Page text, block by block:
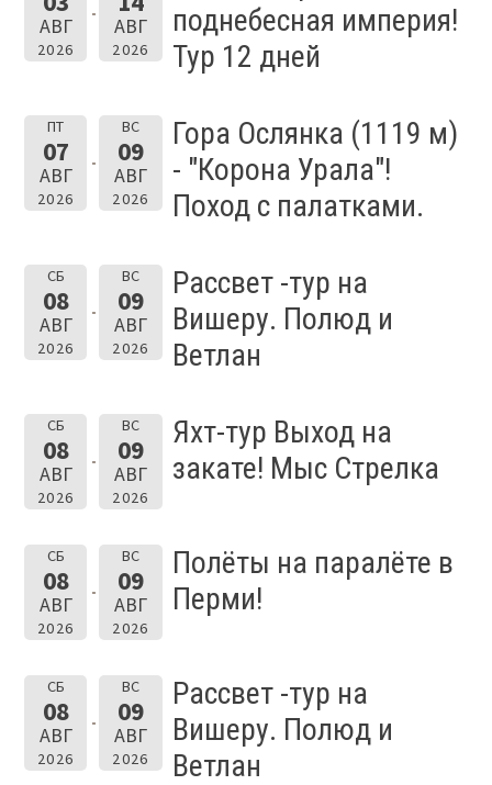
АВГ
2026
АВГ
2026
поднебесная империя!
Тур 12 дней
ПТ
07
АВГ
2026
ВС
09
АВГ
2026
Гора Ослянка (1119 м)
- "Корона Урала"!
Поход с палатками.
СБ
08
АВГ
2026
ВС
09
АВГ
2026
Рассвет -тур на
Вишеру. Полюд и
Ветлан
СБ
08
АВГ
2026
ВС
09
АВГ
2026
Яхт-тур Выход на
закате! Мыс Стрелка
СБ
08
АВГ
2026
ВС
09
АВГ
2026
Полёты на паралёте в
Перми!
СБ
08
АВГ
2026
ВС
09
АВГ
2026
Рассвет -тур на
Вишеру. Полюд и
Ветлан